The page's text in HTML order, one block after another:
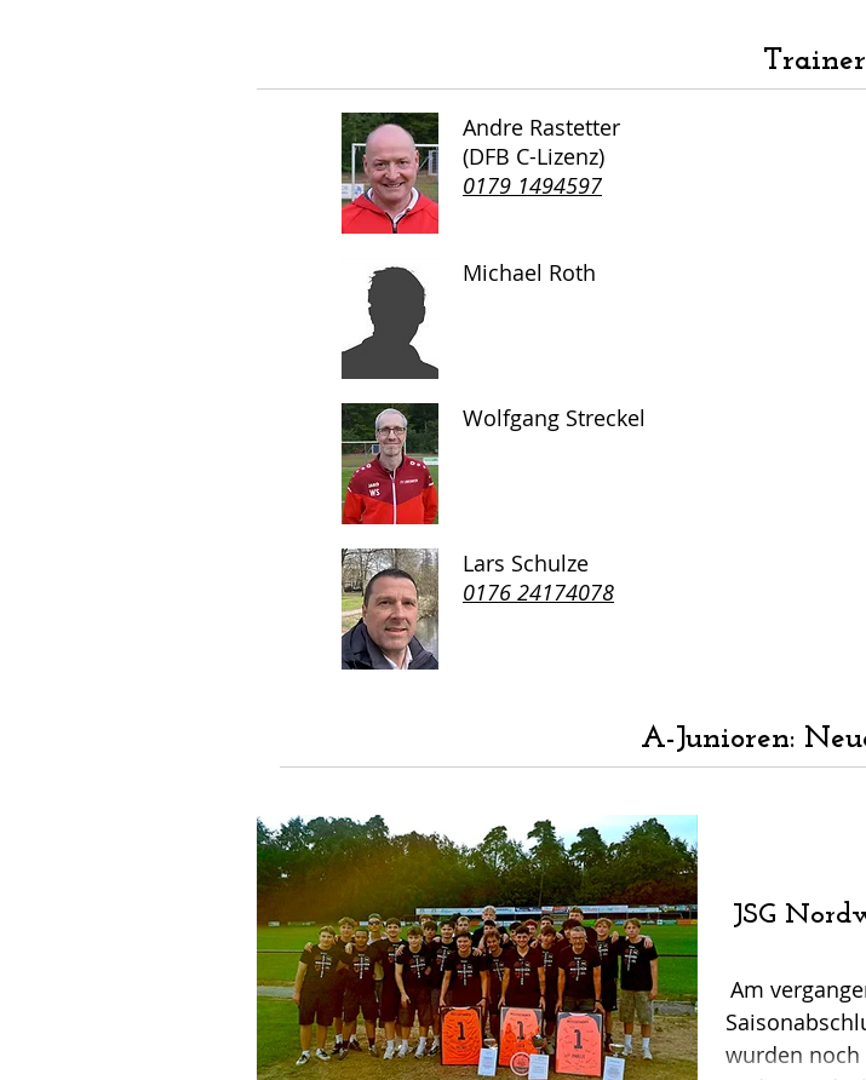
Trainer
Andre Rastetter
(DFB C-Lizenz)
0179 1494597
Michael Roth
Wolfgang Streckel
Lars Schulze
0176 24174078
A-Junioren:
JSG
Am
wurden